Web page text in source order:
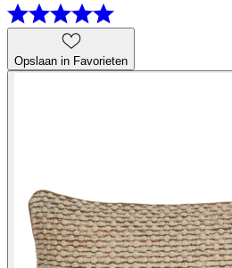
Opslaan in Favorieten